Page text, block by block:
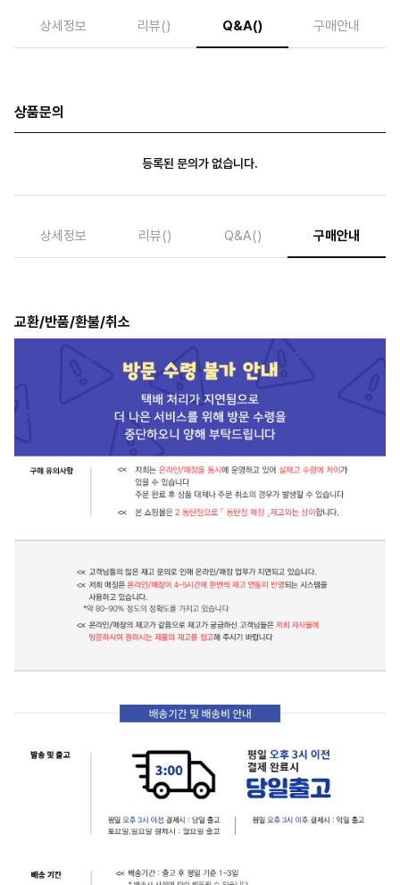
상세정보 리뷰() Q&A() 구매안내
상품문의
등록된 문의가 없습니다.
상세정보 리뷰() Q&A() 구매안내
교환/반품/환불/취소